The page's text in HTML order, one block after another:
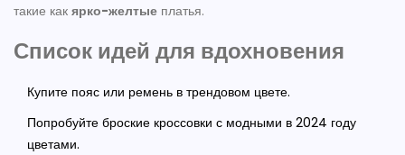
такие как ярко-желтые платья.
Список идей для вдохновения
Купите пояс или ремень в трендовом цвете.
Попробуйте броские кроссовки с модными в 2024 году
цветами.